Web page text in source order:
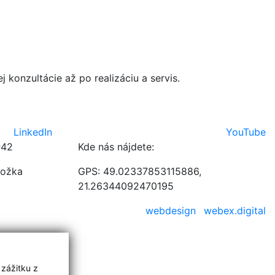
z
konzultácie až po realizáciu a servis.
LinkedIn
YouTube
Kde nás nájdete:
GPS: 49.02337853115886,
21.26344092470195
webdesign webex.digital